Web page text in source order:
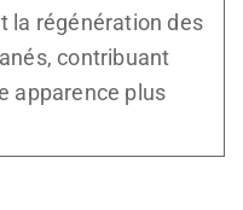
la régénération des
contribuant
apparence plus